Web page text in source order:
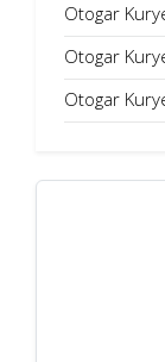
Otogar
Otogar
Otogar